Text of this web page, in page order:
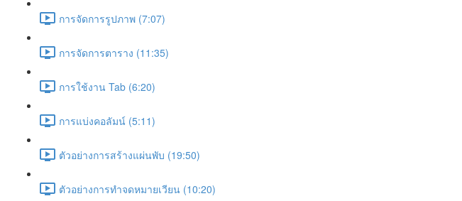
การจัดการรูปภาพ (7:07)
การจัดการตาราง (11:35)
การใช้งาน Tab (6:20)
การแบ่งคอลัมน์ (5:11)
ตัวอย่างการสร้างแผ่นพับ (19:50)
ตัวอย่างการทำจดหมายเวียน (10:20)